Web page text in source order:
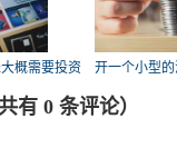
概需要投资
开一个小型
钱？
有 0 条评论）